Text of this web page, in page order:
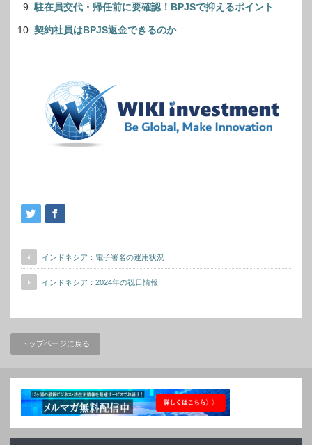
駐在員交代・帰任前に要確認！BPJSで抑えるポイント
契約社員はBPJS返金できるのか
インドネシア：電子署名の運用状況
インドネシア：2024年の祝日情報
トップページに戻る